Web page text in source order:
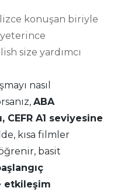
konuşan biriyle
size yardımcı
nasıl
ABA
CEFR A1 seviyesine
kısa filmler
basit
etkileşim